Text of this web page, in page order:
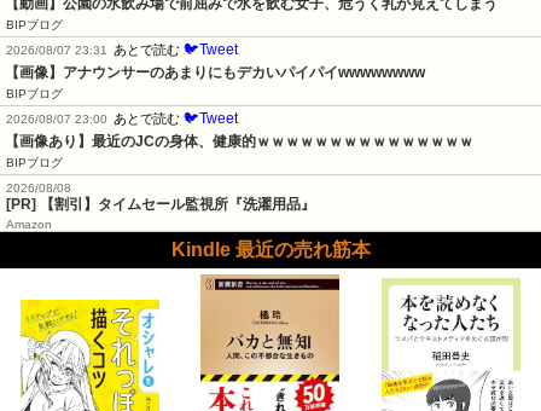
【動画】公園の水飲み場で前屈みで水を飲む女子、危うく乳が見えてしまう
BIPブログ
2026/08/07 23:31
あとで読む 🐦Tweet
【画像】アナウンサーのあまりにもデカいパイパイwwwwwwww
BIPブログ
2026/08/07 23:00
あとで読む 🐦Tweet
【画像あり】最近のJCの身体、健康的ｗｗｗｗｗｗｗｗｗｗｗｗｗｗｗ
BIPブログ
2026/08/08
[PR] 【割引】タイムセール監視所『洗濯用品』
Amazon
Kindle 最近の売れ筋本